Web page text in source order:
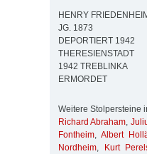
HENRY
JG. 1873
DEPORTIERT 1942
THERESIENSTADT
1942 TREBLINKA
ERMORDET
Weitere Stolpersteine
Richard Abraham,
Fontheim, Albert
Nordheim, Kurt